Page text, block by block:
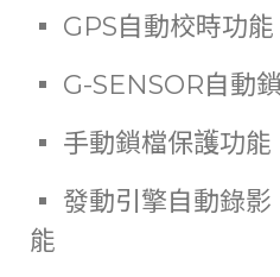
▪ GPS自動校時功能
▪ G-SENSOR自動
▪ 手動鎖檔保護功能
▪ 發動引擎自動錄
能